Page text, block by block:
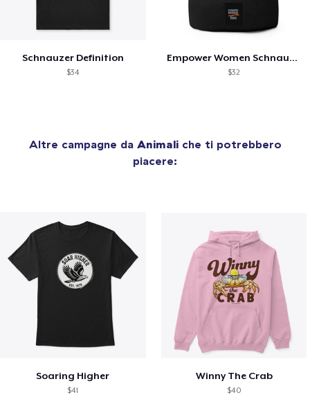
Schnauzer Definition
$34
Empower Women Schnauzer Mom
$32
Altre campagne da Animaliche ti potrebbero
piacere:
Soaring Higher
$41
Winny The Crab
$40